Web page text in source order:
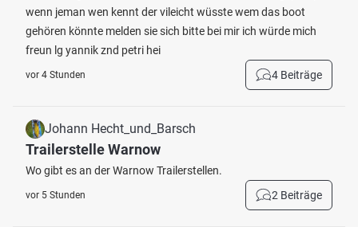
wenn jeman wen kennt der vileicht wüsste wem das boot
gehören könnte melden sie sich bitte bei mir ich würde mich
freun lg yannik znd petri hei
vor 4 Stunden 4 Beiträge
Johann Hecht_und_Barsch
Trailerstelle Warnow
Wo gibt es an der Warnow Trailerstellen.
vor 5 Stunden 2 Beiträge